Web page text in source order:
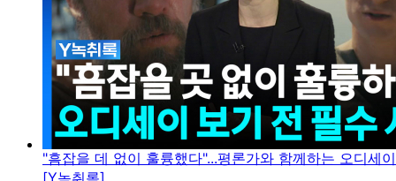
"흠잡을 데 없이 훌륭했다"...평론가와 함께하는 오디세